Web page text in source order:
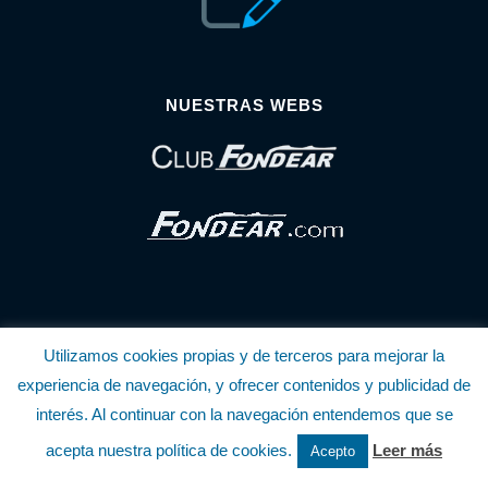
NUESTRAS WEBS
© Copyright Fondear, S.L.
Aunque se consideran exactas, declinamos toda responsabilidad sobre la
información y precios inscritos. Estas informaciones no son contractuales.
Utilizamos cookies propias y de terceros para mejorar la
experiencia de navegación, y ofrecer contenidos y publicidad de
interés. Al continuar con la navegación entendemos que se
acepta nuestra política de cookies.
Acepto Leer más